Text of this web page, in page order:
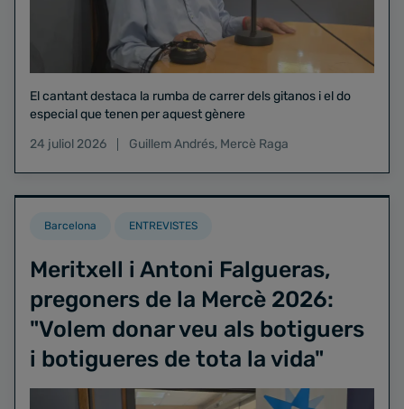
El cantant destaca la rumba de carrer dels gitanos i el do
especial que tenen per aquest gènere
24 juliol 2026
Guillem Andrés, Mercè Raga
Barcelona ENTREVISTES
Meritxell i Antoni Falgueras,
pregoners de la Mercè 2026:
"Volem donar veu als botiguers
i botigueres de tota la vida"